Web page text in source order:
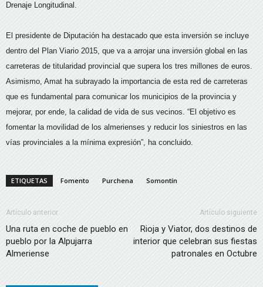
Drenaje Longitudinal.
El presidente de Diputación ha destacado que esta inversión se incluye
dentro del Plan Viario 2015, que va a arrojar una inversión global en las
carreteras de titularidad provincial que supera los tres millones de euros.
Asimismo, Amat ha subrayado la importancia de esta red de carreteras
que es fundamental para comunicar los municipios de la provincia y
mejorar, por ende, la calidad de vida de sus vecinos. “El objetivo es
fomentar la movilidad de los almerienses y reducir los siniestros en las
vías provinciales a la mínima expresión”, ha concluido.
ETIQUETAS Fomento Purchena Somontín
Artículo anterior
Una ruta en coche de pueblo en
pueblo por la Alpujarra
Almeriense
Artículo siguiente
Rioja y Viator, dos destinos de
interior que celebran sus fiestas
patronales en Octubre